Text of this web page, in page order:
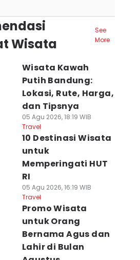
Wisata
See
More
Wisata Kawah
Putih Bandung:
Lokasi, Rute, Harga,
dan Tipsnya
05 Agu 2026, 18:19 WIB
Travel
10 Destinasi Wisata
untuk
Memperingati HUT
RI
05 Agu 2026, 16:19 WIB
Travel
Promo Wisata
untuk Orang
Bernama Agus dan
Lahir di Bulan